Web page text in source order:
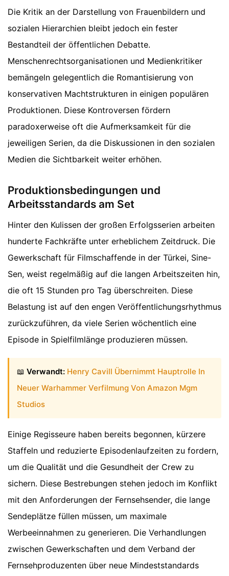
Die Kritik an der Darstellung von Frauenbildern und
sozialen Hierarchien bleibt jedoch ein fester
Bestandteil der öffentlichen Debatte.
Menschenrechtsorganisationen und Medienkritiker
bemängeln gelegentlich die Romantisierung von
konservativen Machtstrukturen in einigen populären
Produktionen. Diese Kontroversen fördern
paradoxerweise oft die Aufmerksamkeit für die
jeweiligen Serien, da die Diskussionen in den sozialen
Medien die Sichtbarkeit weiter erhöhen.
Produktionsbedingungen und
Arbeitsstandards am Set
Hinter den Kulissen der großen Erfolgsserien arbeiten
hunderte Fachkräfte unter erheblichem Zeitdruck. Die
Gewerkschaft für Filmschaffende in der Türkei, Sine-
Sen, weist regelmäßig auf die langen Arbeitszeiten hin,
die oft 15 Stunden pro Tag überschreiten. Diese
Belastung ist auf den engen Veröffentlichungsrhythmus
zurückzuführen, da viele Serien wöchentlich eine
Episode in Spielfilmlänge produzieren müssen.
📖 Verwandt: Henry Cavill Übernimmt Hauptrolle In
Neuer Warhammer Verfilmung Von Amazon Mgm
Studios
Einige Regisseure haben bereits begonnen, kürzere
Staffeln und reduzierte Episodenlaufzeiten zu fordern,
um die Qualität und die Gesundheit der Crew zu
sichern. Diese Bestrebungen stehen jedoch im Konflikt
mit den Anforderungen der Fernsehsender, die lange
Sendeplätze füllen müssen, um maximale
Werbeeinnahmen zu generieren. Die Verhandlungen
zwischen Gewerkschaften und dem Verband der
Fernsehproduzenten über neue Mindeststandards